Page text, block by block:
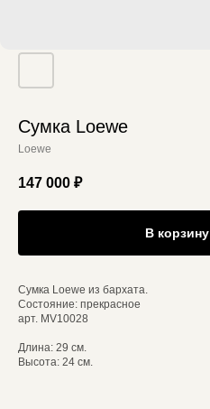
Сумка Loewe
Loewe
147 000 ₽
В корзину
Сумка Loewe из бархата.
Состояние: прекрасное
арт. MV10028
Длина: 29 см.
Высота: 24 см.